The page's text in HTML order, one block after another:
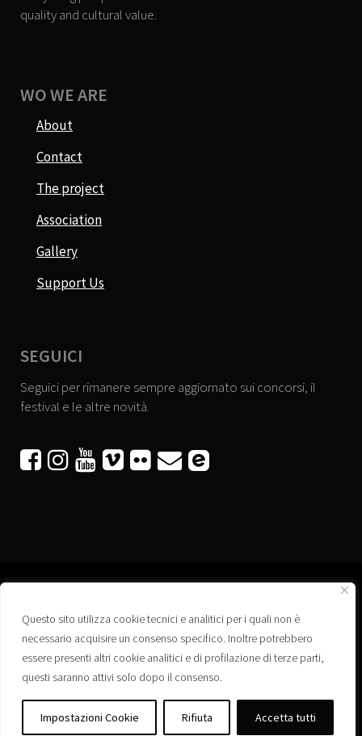
Questo sito utilizza cookie tecnici e analitici per i quali non è
necessario acquisire un consenso specifico. Inoltre potrebbero
essere presenti altri cookie analitici e di profilazione di terze parti,
questi saranno attivi solo dopo il consenso.
Impostazioni Cookie Rifiuta Accetta tutti
quality and cultural value.
WO WE ARE
About
Contact
The project
Association
Gallery
Support Us
SEGUICI
Seguici per rimanere sempre aggiornato sui concorsi, il
festival e le altre novità.
     
Associazione “Corti a Ponte” APS
Via Wagner, 42 - 35020 Ponte San Nicolò (PD)
C.F. 92223660280
Privacy policy
Registro delle Associazioni di Promozione Sociale – Regione Veneto –
Iscrizione n. PS/PD0364